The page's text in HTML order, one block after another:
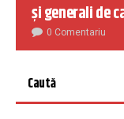
și generali de
0 Comentariu